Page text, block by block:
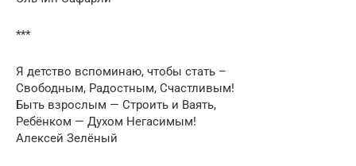
***
Я детство вспоминаю, чтобы стать –
Свободным, Радостным, Счастливым!
Быть взрослым — Строить и Ваять,
Ребёнком — Духом Негасимым!
Алексей Зелёный